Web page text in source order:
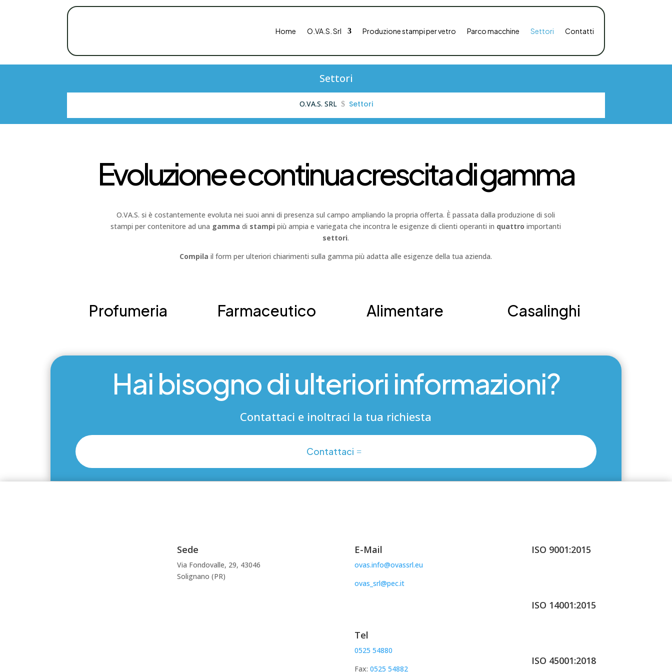
Home O.VA.S. Srl Produzione stampi per vetro Parco macchine Settori Contatti
Settori
O.VA.S. SRL $ Settori
Evoluzione e continua crescita di gamma
O.VA.S. si è costantemente evoluta nei suoi anni di presenza sul campo ampliando la propria offerta. È passata dalla produzione di soli
stampi per contenitore ad una gamma di stampi più ampia e variegata che incontra le esigenze di clienti operanti in quattro importanti
settori.
Compila il form per ulteriori chiarimenti sulla gamma più adatta alle esigenze della tua azienda.
Profumeria Farmaceutico Alimentare Casalinghi
Hai bisogno di ulteriori informazioni?
Contattaci e inoltraci la tua richiesta
Contattaci
Sede
Via Fondovalle, 29, 43046
Solignano (PR)
E-Mail
ovas.info@ovassrl.eu
ovas_srl@pec.it
Tel
0525 54880
Fax: 0525 54882
ISO 9001:2015
ISO 14001:2015
ISO 45001:2018